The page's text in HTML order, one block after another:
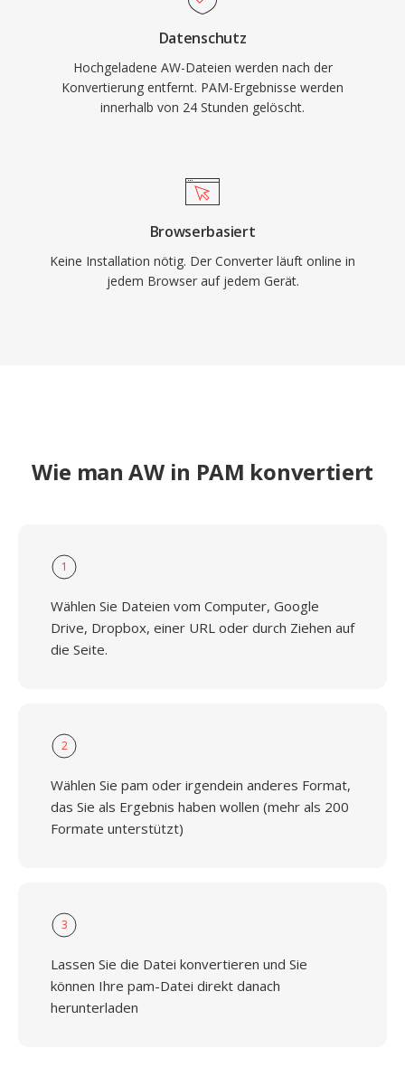
Datenschutz
Hochgeladene AW-Dateien werden nach der
Konvertierung entfernt. PAM-Ergebnisse werden
innerhalb von 24 Stunden gelöscht.
Browserbasiert
Keine Installation nötig. Der Converter läuft online in
jedem Browser auf jedem Gerät.
Wie man AW in PAM konvertiert
1
Wählen Sie Dateien vom Computer, Google
Drive, Dropbox, einer URL oder durch Ziehen auf
die Seite.
2
Wählen Sie pam oder irgendein anderes Format,
das Sie als Ergebnis haben wollen (mehr als 200
Formate unterstützt)
3
Lassen Sie die Datei konvertieren und Sie
können Ihre pam-Datei direkt danach
herunterladen